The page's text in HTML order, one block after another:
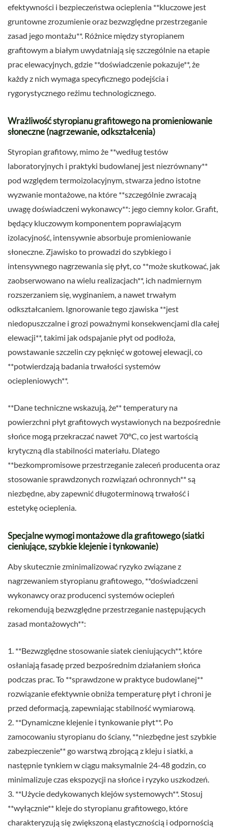
efektywności i bezpieczeństwa ocieplenia **kluczowe jest
gruntowne zrozumienie oraz bezwzględne przestrzeganie
zasad jego montażu**. Różnice między styropianem
grafitowym a białym uwydatniają się szczególnie na etapie
prac elewacyjnych, gdzie **doświadczenie pokazuje**, że
każdy z nich wymaga specyficznego podejścia i
rygorystycznego reżimu technologicznego.
Wrażliwość styropianu grafitowego na promieniowanie
słoneczne (nagrzewanie, odkształcenia)
Styropian grafitowy, mimo że **według testów
laboratoryjnych i praktyki budowlanej jest niezrównany**
pod względem termoizolacyjnym, stwarza jedno istotne
wyzwanie montażowe, na które **szczególnie zwracają
uwagę doświadczeni wykonawcy**: jego ciemny kolor. Grafit,
będący kluczowym komponentem poprawiającym
izolacyjność, intensywnie absorbuje promieniowanie
słoneczne. Zjawisko to prowadzi do szybkiego i
intensywnego nagrzewania się płyt, co **może skutkować, jak
zaobserwowano na wielu realizacjach**, ich nadmiernym
rozszerzaniem się, wyginaniem, a nawet trwałym
odkształcaniem. Ignorowanie tego zjawiska **jest
niedopuszczalne i grozi poważnymi konsekwencjami dla całej
elewacji**, takimi jak odspajanie płyt od podłoża,
powstawanie szczelin czy pęknięć w gotowej elewacji, co
**potwierdzają badania trwałości systemów
ociepleniowych**.
**Dane techniczne wskazują, że** temperatury na
powierzchni płyt grafitowych wystawionych na bezpośrednie
słońce mogą przekraczać nawet 70°C, co jest wartością
krytyczną dla stabilności materiału. Dlatego
**bezkompromisowe przestrzeganie zaleceń producenta oraz
stosowanie sprawdzonych rozwiązań ochronnych** są
niezbędne, aby zapewnić długoterminową trwałość i
estetykę ocieplenia.
Specjalne wymogi montażowe dla grafitowego (siatki
cieniujące, szybkie klejenie i tynkowanie)
Aby skutecznie zminimalizować ryzyko związane z
nagrzewaniem styropianu grafitowego, **doświadczeni
wykonawcy oraz producenci systemów ociepleń
rekomendują bezwzględne przestrzeganie następujących
zasad montażowych**:
1. **Bezwzględne stosowanie siatek cieniujących**, które
osłaniają fasadę przed bezpośrednim działaniem słońca
podczas prac. To **sprawdzone w praktyce budowlanej**
rozwiązanie efektywnie obniża temperaturę płyt i chroni je
przed deformacją, zapewniając stabilność wymiarową.
2. **Dynamiczne klejenie i tynkowanie płyt**. Po
zamocowaniu styropianu do ściany, **niezbędne jest szybkie
zabezpieczenie** go warstwą zbrojącą z kleju i siatki, a
następnie tynkiem w ciągu maksymalnie 24-48 godzin, co
minimalizuje czas ekspozycji na słońce i ryzyko uszkodzeń.
3. **Użycie dedykowanych klejów systemowych**. Stosuj
**wyłącznie** kleje do styropianu grafitowego, które
charakteryzują się zwiększoną elastycznością i odpornością